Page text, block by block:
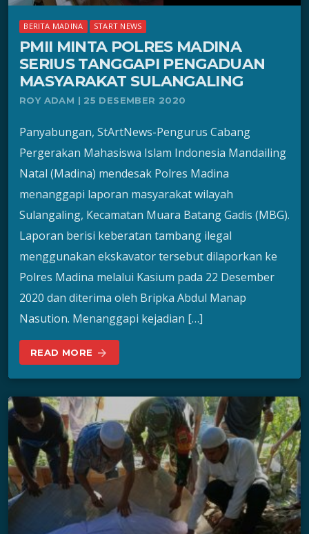
BERITA MADINA START NEWS
PMII MINTA POLRES MADINA
SERIUS TANGGAPI PENGADUAN
MASYARAKAT SULANGALING
ROY ADAM | 25 DESEMBER 2020
Panyabungan, StArtNews-Pengurus Cabang
Pergerakan Mahasiswa Islam Indonesia Mandailing
Natal (Madina) mendesak Polres Madina
menanggapi laporan masyarakat wilayah
Sulangaling, Kecamatan Muara Batang Gadis (MBG).
Laporan berisi keberatan tambang ilegal
menggunakan ekskavator tersebut dilaporkan ke
Polres Madina melalui Kasium pada 22 Desember
2020 dan diterima oleh Bripka Abdul Manap
Nasution. Menanggapi kejadian […]
READ MORE arrow_forward